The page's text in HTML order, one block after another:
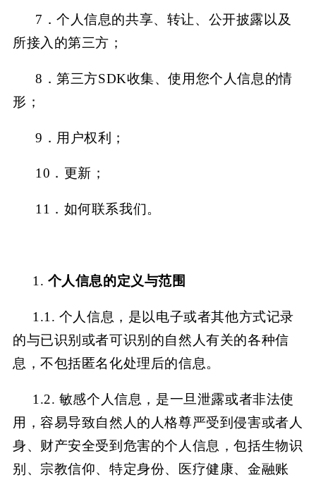
7．个人信息的共享、转让、公开披露以及
所接入的第三方；
8．第三方SDK收集、使用您个人信息的情
形；
9． 用户权利；
10． 更新；
11． 如何联系我们。
1. 个人信息的定义与范围
1.1. 个人信息，是以电子或者其他方式记录
的与已识别或者可识别的自然人有关的各种信
息，不包括匿名化处理后的信息。
1.2. 敏感个人信息，是一旦泄露或者非法使
用，容易导致自然人的人格尊严受到侵害或者人
身、财产安全受到危害的个人信息，包括生物识
别、宗教信仰、特定身份、医疗健康、金融账